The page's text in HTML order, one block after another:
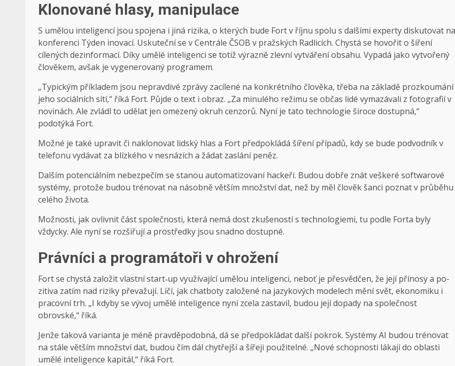
Klonované hlasy, manipulace
S umělou inteligencí jsou spojena i jiná rizika, o kterých bude Fort v říjnu spolu s dalšími experty diskutovat na
konferenci Týden inovací. Uskuteční se v Centrále ČSOB v pražských Radlicích. Chystá se hovořit o šíření
cílených dezinformací. Díky umělé inteligenci se totiž výrazně zlevní vytváření obsahu. Vypadá jako vytvořený
člověkem, avšak je vygenerovaný programem.
„Typickým příkladem jsou nepravdivé zprávy zacílené na konkrétního člověka, třeba na základě prozkoumání
jeho sociálních sítí,“ říká Fort. Půjde o text i obraz. „Za minulého režimu se občas lidé vymazávali z fotografií v
novinách. Ale zvládl to udělat jen omezený okruh cenzorů. Nyní je tato technologie široce dostupná,“
podotýká Fort.
Možné je také upravit či naklonovat lidský hlas a Fort předpokládá šíření případů, kdy se bude podvodník v
telefonu vydávat za blízkého v nesnázích a žádat zaslání peněz.
Dalším potenciálním nebezpečím se stanou automatizovaní hackeři. Budou dobře znát veškeré softwarové
systémy, protože budou trénovat na násobně větším množství dat, než by měl člověk šanci poznat v průběhu
celého života.
Možnosti, jak ovlivnit část společnosti, která nemá dost zkušeností s technologiemi, tu podle Forta byly
vždycky. Ale nyní se rozšiřují a prostředky jsou snadno dostupné.
Právníci a programátoři v ohrožení
Fort se chystá založit vlastní start‑up využívající umělou inteligenci, neboť je přesvědčen, že její přínosy a po­
zitiva zatím nad riziky převažují. Líčí, jak chatboty založené na jazykových modelech mění svět, ekonomiku i
pracovní trh. „I kdyby se vývoj umělé inteligence nyní zcela zastavil, budou její dopady na společnost
obrovské,“ říká.
Jenže taková varianta je méně pravděpodobná, dá se předpokládat další pokrok. Systémy AI budou trénovat
na stále větším množství dat, budou čím dál chytřejší a šířeji použitelné. „Nové schopnosti lákají do oblasti
umělé inteligence kapitál,“ říká Fort.